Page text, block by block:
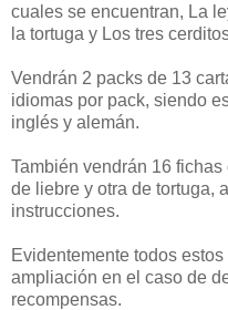
cuales se encuentran, La
la tortuga y Los tres
Vendrán 2 packs de 13
idiomas por pack, siendo
inglés y alemán.
También vendrán 16
de liebre y otra de tortuga,
instrucciones.
Evidentemente todos
ampliación en el caso de
recompensas.